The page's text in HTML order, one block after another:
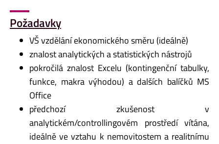
Požadavky
VŠ vzdělání ekonomického směru (ideálně)
znalost analytických a statistických nástrojů
pokročilá znalost Excelu (kontingenční tabulky,
funkce, makra výhodou) a dalších balíčků MS
Office
předchozí zkušenost v
analytickém/controllingovém prostředí vítána,
ideálně ve vztahu k nemovitostem a realitnímu